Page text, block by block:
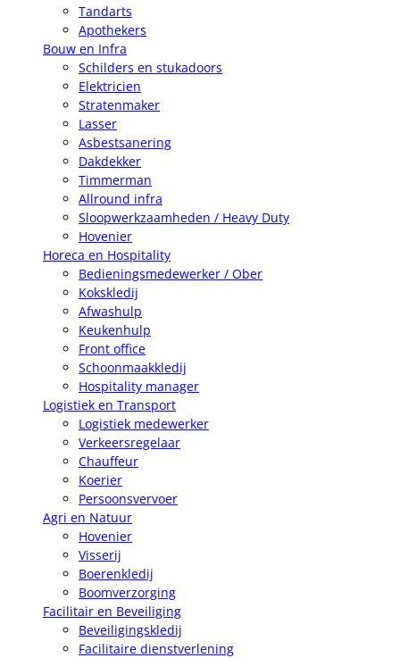
Tandarts
Apothekers
Bouw en Infra
Schilders en stukadoors
Elektricien
Stratenmaker
Lasser
Asbestsanering
Dakdekker
Timmerman
Allround infra
Sloopwerkzaamheden / Heavy Duty
Hovenier
Horeca en Hospitality
Bedieningsmedewerker / Ober
Kokskledij
Afwashulp
Keukenhulp
Front office
Schoonmaakkledij
Hospitality manager
Logistiek en Transport
Logistiek medewerker
Verkeersregelaar
Chauffeur
Koerier
Persoonsvervoer
Agri en Natuur
Hovenier
Visserij
Boerenkledij
Boomverzorging
Facilitair en Beveiliging
Beveiligingskledij
Facilitaire dienstverlening